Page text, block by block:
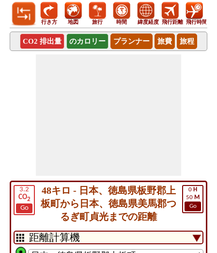
行き方 地図 旅行 時間 緯度経度 飛行距離 飛行時間
CO2 排出量 のカロリー プランナー 旅費 旅程
3.2
CO2
Go
0 H
50 M
Go
48キロ - 日本、徳島県板野郡上
板町から日本、徳島県美馬郡つ
るぎ町貞光までの距離